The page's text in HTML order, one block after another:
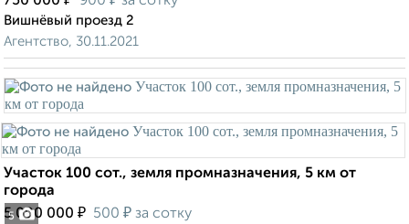
Вишнёвый проезд 2
Агентство, 30.11.2021
5
Участок 100 сот., земля промназначения, 5 км от
города
5 000 000 ₽ 500 ₽ за сотку